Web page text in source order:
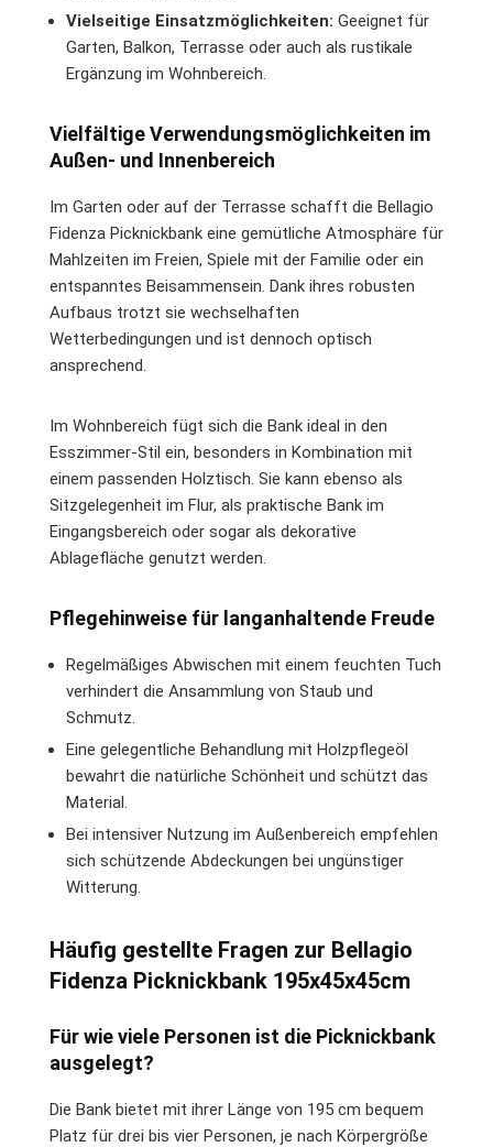
Vielseitige Einsatzmöglichkeiten: Geeignet für
Garten, Balkon, Terrasse oder auch als rustikale
Ergänzung im Wohnbereich.
Vielfältige Verwendungsmöglichkeiten im
Außen- und Innenbereich
Im Garten oder auf der Terrasse schafft die Bellagio
Fidenza Picknickbank eine gemütliche Atmosphäre für
Mahlzeiten im Freien, Spiele mit der Familie oder ein
entspanntes Beisammensein. Dank ihres robusten
Aufbaus trotzt sie wechselhaften
Wetterbedingungen und ist dennoch optisch
ansprechend.
Im Wohnbereich fügt sich die Bank ideal in den
Esszimmer-Stil ein, besonders in Kombination mit
einem passenden Holztisch. Sie kann ebenso als
Sitzgelegenheit im Flur, als praktische Bank im
Eingangsbereich oder sogar als dekorative
Ablagefläche genutzt werden.
Pflegehinweise für langanhaltende Freude
Regelmäßiges Abwischen mit einem feuchten Tuch
verhindert die Ansammlung von Staub und
Schmutz.
Eine gelegentliche Behandlung mit Holzpflegeöl
bewahrt die natürliche Schönheit und schützt das
Material.
Bei intensiver Nutzung im Außenbereich empfehlen
sich schützende Abdeckungen bei ungünstiger
Witterung.
Häufig gestellte Fragen zur Bellagio
Fidenza Picknickbank 195x45x45cm
Für wie viele Personen ist die Picknickbank
ausgelegt?
Die Bank bietet mit ihrer Länge von 195 cm bequem
Platz für drei bis vier Personen, je nach Körpergröße